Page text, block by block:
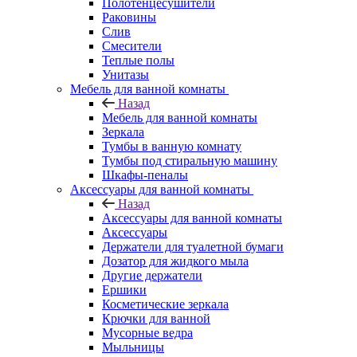
Полотенцесушители
Раковины
Слив
Смесители
Теплые полы
Унитазы
Мебель для ванной комнаты
Назад
Мебель для ванной комнаты
Зеркала
Тумбы в ванную комнату
Тумбы под стиральную машину
Шкафы-пеналы
Аксессуары для ванной комнаты
Назад
Аксессуары для ванной комнаты
Аксессуары
Держатели для туалетной бумаги
Дозатор для жидкого мыла
Другие держатели
Ершики
Косметические зеркала
Крючки для ванной
Мусорные ведра
Мыльницы